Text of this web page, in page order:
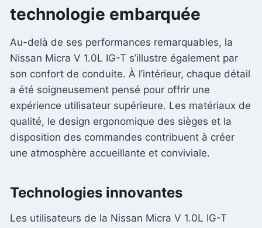
technologie embarquée
Au-delà de ses performances remarquables, la
Nissan Micra V 1.0L IG-T s’illustre également par
son confort de conduite. À l’intérieur, chaque détail
a été soigneusement pensé pour offrir une
expérience utilisateur supérieure. Les matériaux de
qualité, le design ergonomique des sièges et la
disposition des commandes contribuent à créer
une atmosphère accueillante et conviviale.
Technologies innovantes
Les utilisateurs de la Nissan Micra V 1.0L IG-T